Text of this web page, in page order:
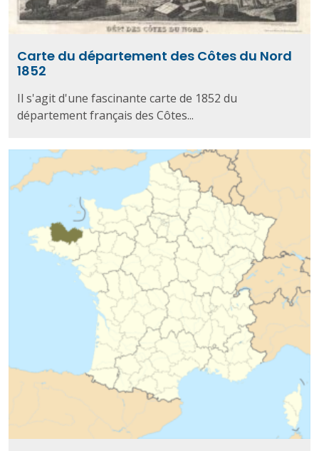
Carte du département des Côtes du Nord
1852
Il s'agit d'une fascinante carte de 1852 du
département français des Côtes...